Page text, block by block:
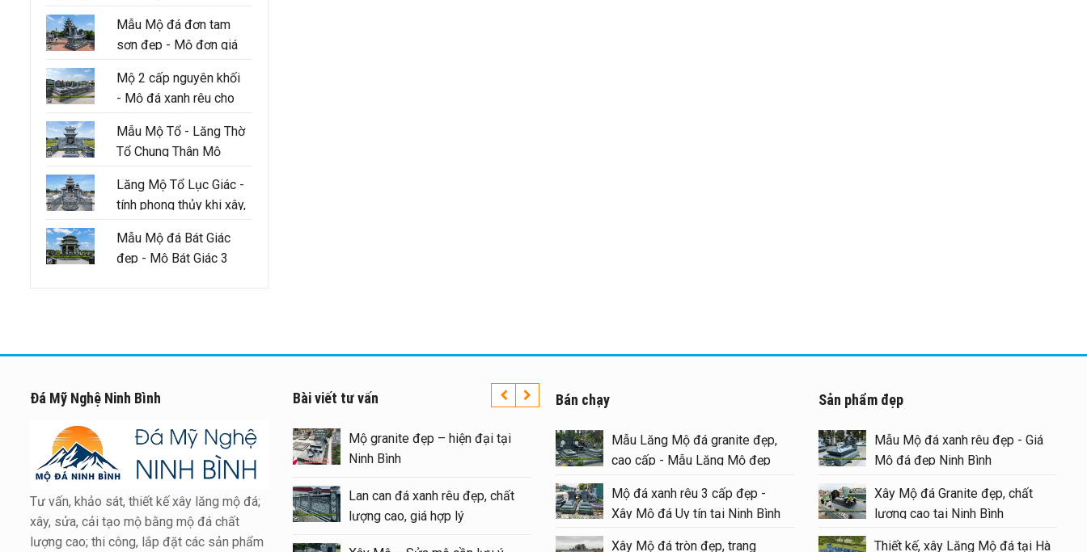
Mẫu Mộ đá đơn tam
sơn đẹp - Mộ đơn giá
Mộ 2 cấp nguyên khối
- Mộ đá xanh rêu cho
đình
Mẫu Mộ Tổ - Lăng Thờ
Tổ Chung Thân Mộ
Lăng Mộ Tổ Lục Giác -
tính phong thủy khi xây,
đảm bảo như thế nào
Mẫu Mộ đá Bát Giác
đẹp - Mộ Bát Giác 3
Đá Mỹ Nghệ Ninh Bình
Tư vấn, khảo sát, thiết kế xây lăng mộ đá;
xây, sửa, cải tạo mộ bằng mộ đá chất
lượng cao; thi công, lắp đặt các sản phẩm
Bài viết tư vấn
Xây Lăng Mộ đá uy tín trên
toàn quốc – Đá Mỹ Nghệ Ninh
Bình
Báo giá xây Mộ đá đôi 1 mái
đẹp tại Ninh Bình cuối năm
Mộ granite đẹp – hiện đại tại
Ninh Bình
Lan can đá xanh rêu đẹp, chất
lượng cao, giá hợp lý
Bán chạy
Mẫu Lăng Mộ đá granite đẹp,
cao cấp - Mẫu Lăng Mộ đẹp
Mộ đá xanh rêu 3 cấp đẹp -
Xây Mộ đá Uy tín tại Ninh Bình
Xây Mộ đá tròn đẹp, trang
Sản phẩm đẹp
Mẫu Mộ đá xanh rêu đẹp - Giá
Mộ đá đẹp Ninh Bình
Xây Mộ đá Granite đẹp, chất
lượng cao tại Ninh Bình
Thiết kế, xây Lăng Mộ đá tại Hà